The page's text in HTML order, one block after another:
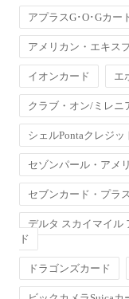
アプラスG･O･Gカー
アメリカン・エキス
イオンカード エ
クラブ・オン/ミレニ
シェルPontaクレジッ
セゾンパール・アメ
セブンカード・プラス
デルタ スカイマイル
ド
ドラゴンズカード